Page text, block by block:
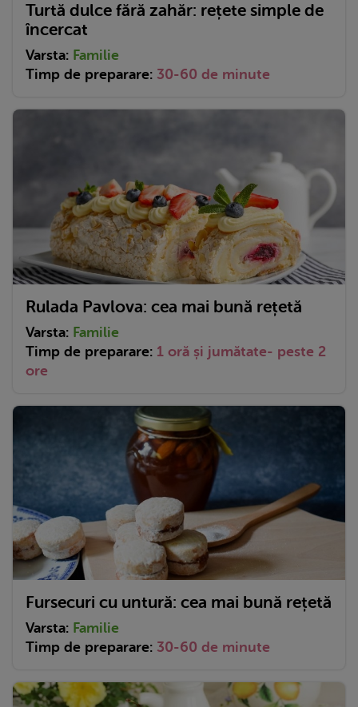
Turtă dulce fără zahăr: rețete simple de
încercat
Varsta: Familie
Timp de preparare: 30-60 de minute
Rulada Pavlova: cea mai bună rețetă
Varsta: Familie
Timp de preparare: 1 oră și jumătate- peste 2
ore
Fursecuri cu untură: cea mai bună rețetă
Varsta: Familie
Timp de preparare: 30-60 de minute